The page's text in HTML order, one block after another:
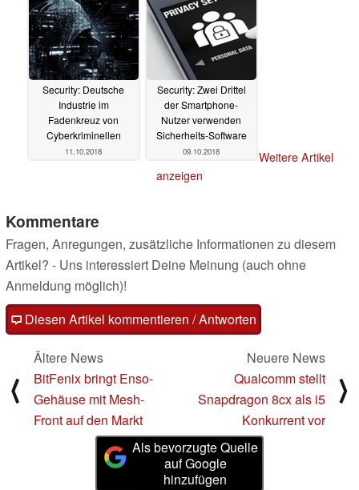
Security: Deutsche
Industrie im
Fadenkreuz von
Cyberkriminellen
11.10.2018
Security: Zwei Drittel
der Smartphone-
Nutzer verwenden
Sicherheits-Software
09.10.2018
Weitere Artikel
anzeigen
Kommentare
Fragen, Anregungen, zusätzliche Informationen zu diesem
Artikel? - Uns interessiert Deine Meinung (auch ohne
Anmeldung möglich)!
Diesen Artikel kommentieren / Antworten
⟨
Ältere News
BitFenix bringt Enso-
Gehäuse mit Mesh-
Front auf den Markt
Neuere News
Qualcomm stellt
Snapdragon 8cx als i5
Konkurrent vor
⟩
Als bevorzugte Quelle
auf Google
hinzufügen